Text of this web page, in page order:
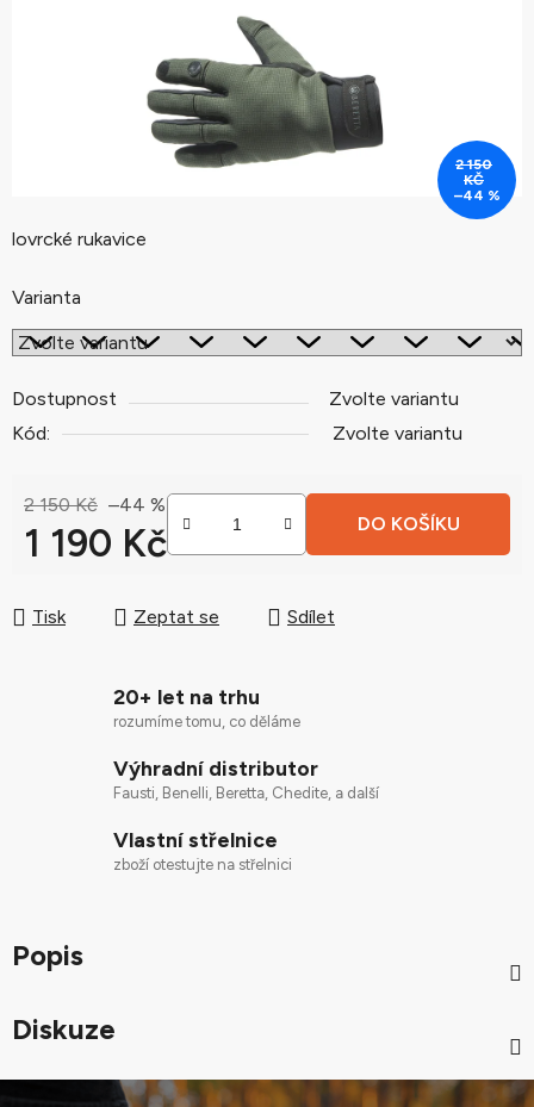
lovrcké rukavice
Varianta
Dostupnost
Zvolte variantu
Kód:
Zvolte variantu
2 150 Kč –44 %
1 190 Kč DO KOŠÍKU
Tisk Zeptat se Sdílet
2 150
KČ
–44 %
20+ let na trhu
rozumíme tomu, co děláme
Výhradní distributor
Fausti, Benelli, Beretta, Chedite, a další
Vlastní střelnice
zboží otestujte na střelnici
Popis
Diskuze